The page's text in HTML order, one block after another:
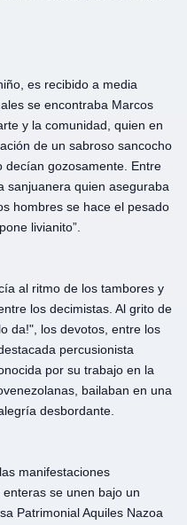
es recibido a media
se encontraba Marcos
y la comunidad, quien en
de un sabroso sancocho
decían gozosamente. Entre
sanjuanera quien aseguraba
hombres se hace el pesado
livianito”.
al ritmo de los tambores y
los decimistas. Al grito de
da!", los devotos, entre los
percusionista
por su trabajo en la
bailaban en una
desbordante.
manifestaciones
se unen bajo un
Patrimonial Aquiles Nazoa